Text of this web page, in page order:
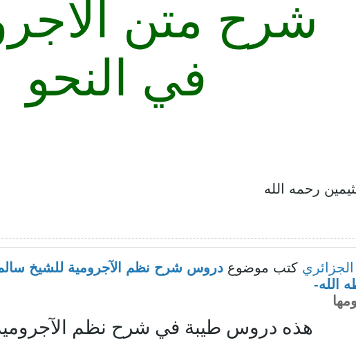
شرح متن
في النحو
رحمه الله
كتب موضوع دروس شرح نظم الآجرومية للشيخ
الله-
هذه دروس طيبة في شرح نظم الآجرومية